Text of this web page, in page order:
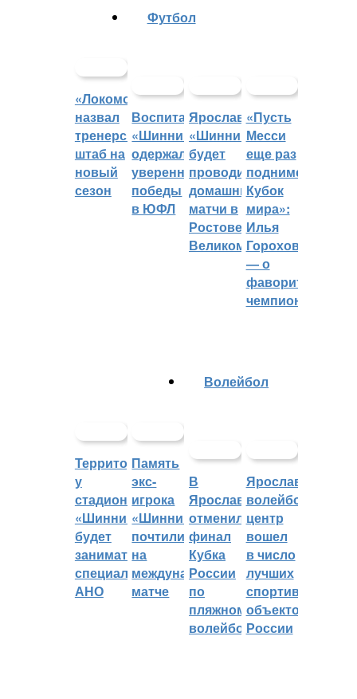
«Локомотив»
назвал
тренерский
штаб на
новый
сезон
Футбол
Воспитанники
«Шинника»
одержали
уверенные
победы
в ЮФЛ
Ярославский
«Шинник»
будет
проводить
домашние
матчи в
Ростове
Великом
«Пусть
Месси
еще раз
поднимет
Кубок
мира»:
Илья
Горохов
— о
фаворитах
чемпионата
Территорией
у
стадиона
«Шинник»
будет
заниматься
специальное
АНО
Память
экс-
игрока
«Шинника»
почтили
на
международном
матче
Волейбол
В
Ярославле
отменили
финал
Кубка
России
по
пляжному
волейболу
Ярославский
волейбольный
центр
вошел
в число
лучших
спортивных
объектов
России